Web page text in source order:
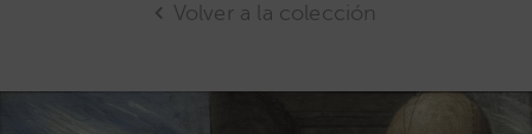
Volver a la colección
Cookies